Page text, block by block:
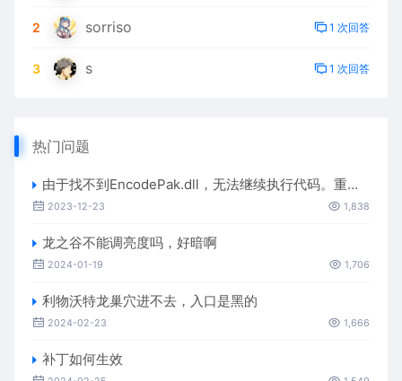
2 sorriso 1 次回答
3 s 1 次回答
热门问题
由于找不到EncodePak.dll，无法继续执行代码。重新安装程序可能会解决此问题
2023-12-23 1,838
龙之谷不能调亮度吗，好暗啊
2024-01-19 1,706
利物沃特龙巢穴进不去，入口是黑的
2024-02-23 1,666
补丁如何生效